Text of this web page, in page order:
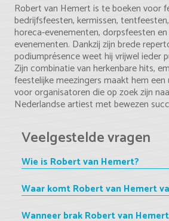
Robert van Hemert is te boeken voor
bedrijfsfeesten, kermissen,
horeca-evenementen, dorpsfeesten
evenementen. Dankzij zijn brede
podiumprésence weet hij vrijwel ieder
Zijn combinatie van herkenbare hits,
feestelijke meezingers maakt hem
voor organisatoren die op zoek zijn
Nederlandse artiest met bewezen
Veelgestelde vragen
Wie is Robert van Hemert?
Waar komt Robert van Hemert
Wanneer brak Robert van